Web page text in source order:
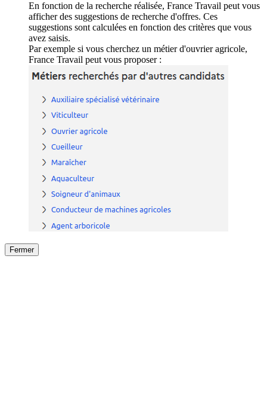
En fonction de la recherche réalisée, France Travail peut vous
afficher des suggestions de recherche d'offres. Ces
suggestions sont calculées en fonction des critères que vous
avez saisis.
Par exemple si vous cherchez un métier d'ouvrier agricole,
France Travail peut vous proposer :
Fermer